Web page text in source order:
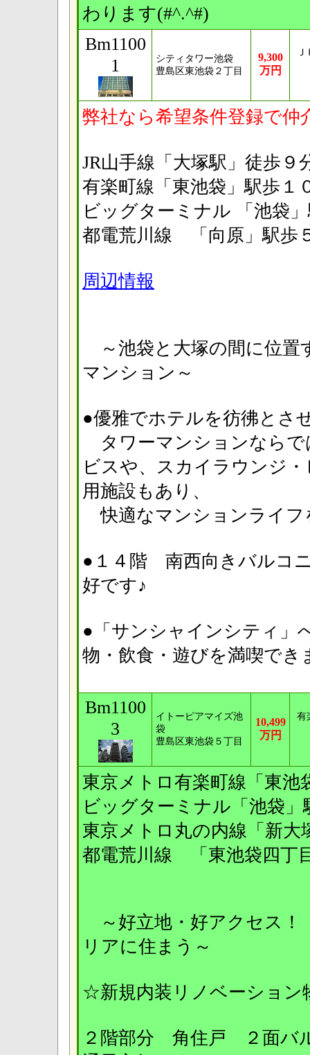
わります(#^.^#)
Bm1100
1
シティタワー池袋
豊島区東池袋２丁目
9,300
万円
弊社なら希望条件登録で仲
JR山手線「大塚駅」徒
有楽町線「東池袋」駅
ビッグターミナル 「池袋
都電荒川線 「向原」駅
周辺情報
～池袋と大塚の間に位置
マンション～
●優雅でホテルを彷彿と
タワーマンションなら
ビスや、スカイラウンジ
用施設もあり、
快適なマンションライ
●１４階 南西向きバル
好です♪
●「サンシャインシティ」
物・飲食・遊びを満喫でき
Bm1100
3
イトーピアマイズ池
袋
豊島区東池袋５丁目
10,499
万円
有
東京メトロ有楽町線
ビッグターミナル「
東京メトロ丸の内線「
都電荒川線 「東池袋
～好立地・好アクセス
リアに住まう～
☆新規内装リノベーショ
２階部分 角住戸 ２面バ